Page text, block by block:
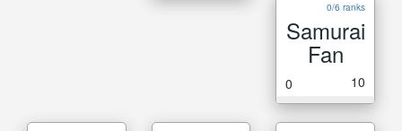
0/6 ranks
Samurai
Fan
0 10